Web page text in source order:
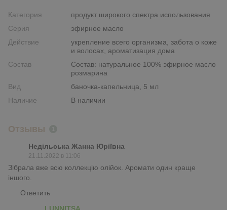
Категория
продукт широкого спектра использования
Серия
эфирное масло
Действие
укрепление всего организма, забота о коже
и волосах, ароматизация дома
Состав
Состав: натуральное 100% эфирное масло
розмарина
Вид
баночка-капельница, 5 мл
Наличие
В наличии
Отзывы
Недільська Жанна Юріївна
21.11.2022 в 11:06
Зібрала вже всю коллекцію олійок. Аромати один краще
іншого.
Ответить